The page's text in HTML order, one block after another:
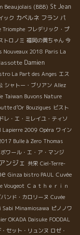
Beaujolais (BBB) St Jean
ック カベルネ フラン パ
Triomphe フレデリック・プ
トロノミ 福岡の黄ちゃん 今
Nouveaux 2018 Paris La
Damien
La Part des Anges エス
シャトー・ブリアン Allez
Taiwan Buvons Nature
d’Or Bouzigues ビスト
レ・エ・ミレイユ・ティソ
Lapierre 2009 Opéra ワイン
Bulle à Zero Thomas
ワール・エ・ア・マンジ
アンジェ 共栄 Ciel-Terre-
Ginza bistro PAUL Cuvée
Vougeot Ｃａｔｈｅｒｉｎ
ンド・カロリーヌ Cuvée
Sabi Minamiosawa ピノノワ
OKADA Daisuke FOODAL
セット・リュンヌ ロゼ・